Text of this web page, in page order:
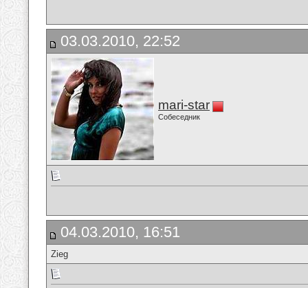
03.03.2010, 22:52
mari-star
Собеседник
04.03.2010, 16:51
Zieg